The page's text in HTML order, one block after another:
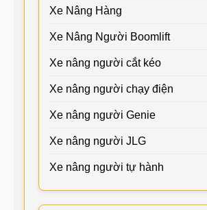
Xe Nâng Hàng
Xe Nâng Người Boomlift
Xe nâng người cắt kéo
Xe nâng người chạy điện
Xe nâng người Genie
Xe nâng người JLG
Xe nâng người tự hành